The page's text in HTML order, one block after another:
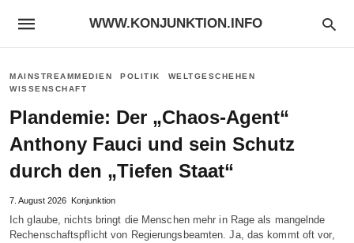
WWW.KONJUNKTION.INFO
MAINSTREAMMEDIEN POLITIK
WELTGESCHEHEN
WISSENSCHAFT
Plandemie: Der „Chaos-Agent“
Anthony Fauci und sein Schutz
durch den „Tiefen Staat“
7. August 2026 Konjunktion
Ich glaube, nichts bringt die Menschen mehr in Rage als mangelnde
Rechenschaftspflicht von Regierungsbeamten. Ja, das kommt oft vor,